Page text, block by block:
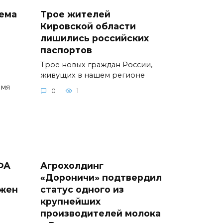
Трое жителей
Кировской области
лишились российских
паспортов
Трое новых граждан России,
живущих в нашем регионе
0 1
Агрохолдинг
«Дороничи» подтвердил
статус одного из
крупнейших
производителей молока